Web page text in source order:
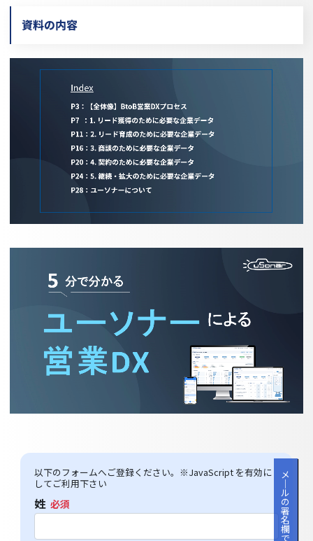
資料の内容